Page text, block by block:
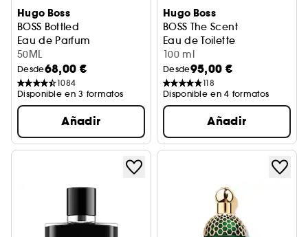
Hugo Boss
BOSS Bottled
Eau de Parfum
50ML
Desde68,00 €
1084
Disponible en 3 formatos
Añadir
Hugo Boss
BOSS The Scent
Eau de Toilette
100 ml
Desde95,00 €
118
Disponible en 4 formatos
Añadir